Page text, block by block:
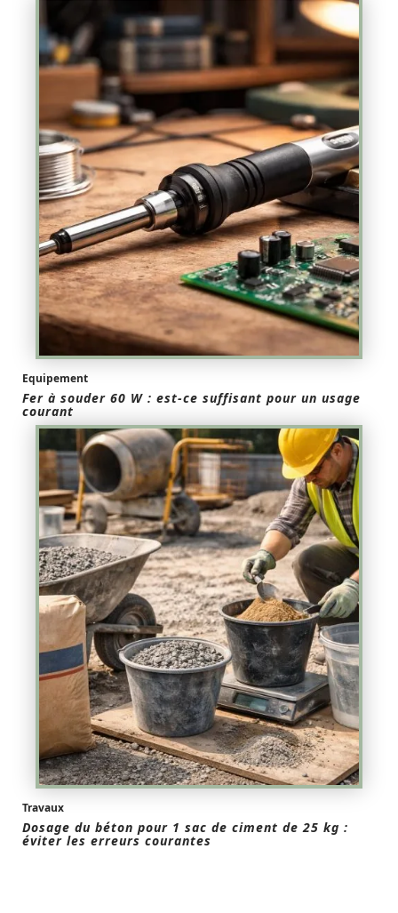
Equipement
Fer à souder 60 W : est-ce suffisant pour un usage
courant
Travaux
Dosage du béton pour 1 sac de ciment de 25 kg :
éviter les erreurs courantes